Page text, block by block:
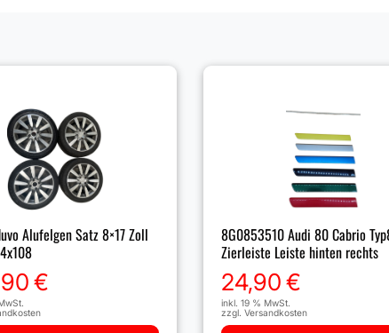
Alufelgen Satz 8×17 Zoll
€
8G0853510 Audi 80 Cabrio
Zierleiste Leiste hinten rechts
24,90€
inkl. 19 % MwSt.
zzgl. Versandkosten